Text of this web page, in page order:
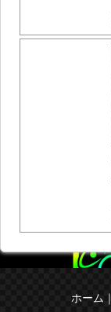
ホーム ｜